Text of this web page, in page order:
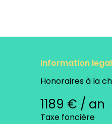
Information
Honoraires à la
1189 € / an
Taxe foncière